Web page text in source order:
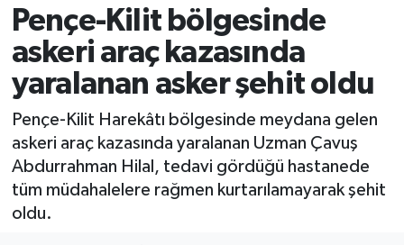
Pençe-Kilit bölgesinde
askeri araç kazasında
yaralanan asker şehit oldu
Pençe-Kilit Harekâtı bölgesinde meydana gelen
askeri araç kazasında yaralanan Uzman Çavuş
Abdurrahman Hilal, tedavi gördüğü hastanede
tüm müdahalelere rağmen kurtarılamayarak şehit
oldu.
Süper Lig Puan Durumu ve Fikstür
Tüm Manşetler
Son Dakika Haberleri
Haber Arşivi